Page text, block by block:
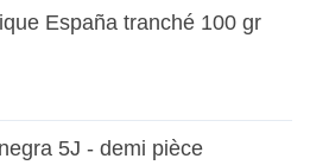
España tranché 100 gr
5J - demi pièce